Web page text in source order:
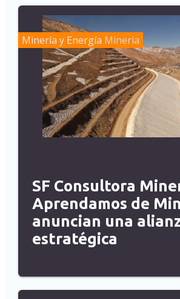
Minería y Energía Minería
SF Consultora
Aprendamos de
anuncian una
estratégica